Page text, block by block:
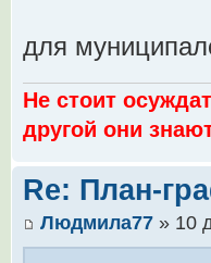
для
Не стоит
другой они
Re: План-
Людмила77 » 10